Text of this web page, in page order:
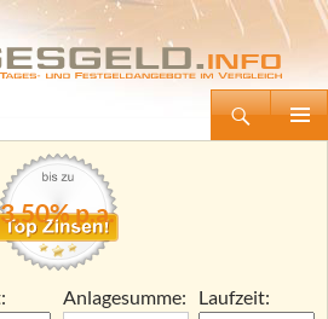
Tagesgeld.info – Tagesgeldkonten vergleichen und Tagesgeld-Zinsen berechnen
3,50% p.a.
Anlagesumme:
Laufzeit: